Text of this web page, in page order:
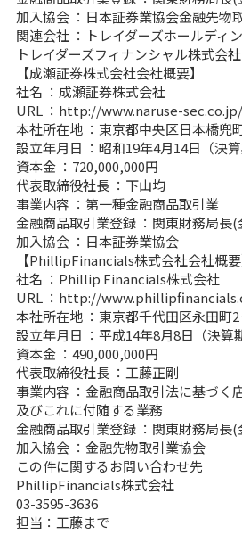
加入協会 ：日本証券業協会金融先物
関連会社 ：トレイダーズホールディ
トレイダーズフィナンシャル株式会社
【成瀬証券株式会社会社概要】
社名 ：成瀬証券株式会社
URL ： http://www.naruse-sec.co.jp/
本社所在地 ：東京都中央区日本橋兜
設立年月日 ：昭和19年4月14日（決算
資本金 ：720,000,000円
代表取締役社長 ：下山均
事業内容 ：第一種金融商品取引業
金融商品取引業登録 ：関東財務局長(
加入協会 ：日本証券業協会
【PhillipFinancials株式会社会社概要
社名 ：Phillip Financials株式会社
URL ： http://
本社所在地 ：東京都千代田区永田町
設立年月日 ：平成14年8月8日（決算
資本金 ：490,000,000円
代表取締役社長 ：工藤正剛
事業内容 ：金融商品取引法に基づく
及びこれに付随する業務
金融商品取引業登録 ：関東財務局長(
加入協会 ：金融先物取引業協会
この件に関するお問い合わせ先
PhillipFinancials株式会社
03-3595-3636
担当：工藤まで